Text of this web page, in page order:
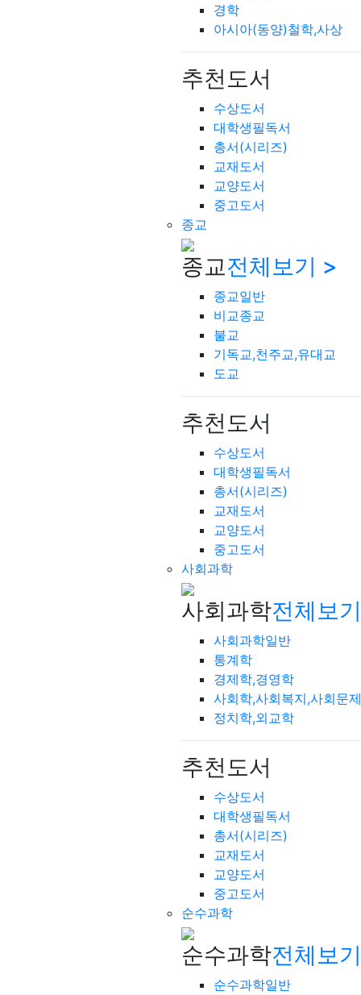
경학
아시아(동양)철학,사상
추천도서
수상도서
대학생필독서
총서(시리즈)
교재도서
교양도서
중고도서
종교
종교전체보기 >
종교일반
비교종교
불교
기독교,천주교,유대교
도교
추천도서
수상도서
대학생필독서
총서(시리즈)
교재도서
교양도서
중고도서
사회과학
사회과학전체보
사회과학일반
통계학
경제학,경영학
사회학,사회복지,사회문제
정치학,외교학
추천도서
수상도서
대학생필독서
총서(시리즈)
교재도서
교양도서
중고도서
순수과학
순수과학전체보
순수과학일반